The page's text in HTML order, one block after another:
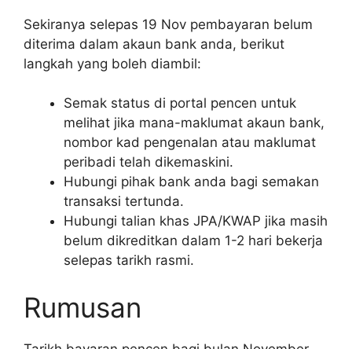
Sekiranya selepas 19 Nov pembayaran belum
diterima dalam akaun bank anda, berikut
langkah yang boleh diambil:
Semak status di portal pencen untuk
melihat jika mana-maklumat akaun bank,
nombor kad pengenalan atau maklumat
peribadi telah dikemaskini.
Hubungi pihak bank anda bagi semakan
transaksi tertunda.
Hubungi talian khas JPA/KWAP jika masih
belum dikreditkan dalam 1-2 hari bekerja
selepas tarikh rasmi.
Rumusan